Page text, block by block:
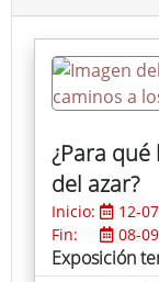
¿Para
del azar?
Inicio:
12-
Fin:
08-
Exposición